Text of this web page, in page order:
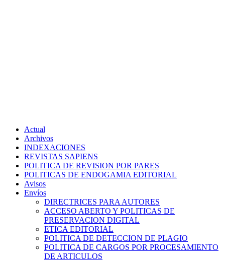
Actual
Archivos
INDEXACIONES
REVISTAS SAPIENS
POLITICA DE REVISION POR PARES
POLITICAS DE ENDOGAMIA EDITORIAL
Avisos
Envíos
DIRECTRICES PARA AUTORES
ACCESO ABERTO Y POLITICAS DE
PRESERVACION DIGITAL
ETICA EDITORIAL
POLITICA DE DETECCION DE PLAGIO
POLITICA DE CARGOS POR PROCESAMIENTO
DE ARTICULOS